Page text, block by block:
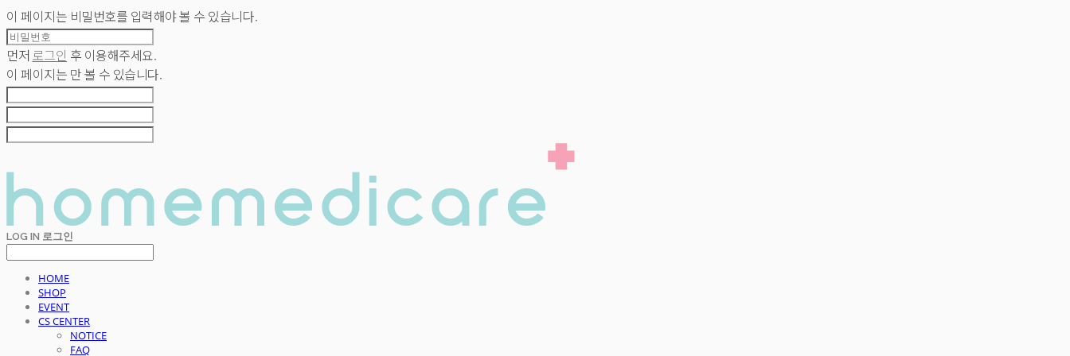
이 페이지는 비밀번호를 입력해야 볼 수 있습니다.
먼저 로그인 후 이용해주세요.
이 페이지는 만 볼 수 있습니다.
LOG IN 로그인
HOME
SHOP
EVENT
CS CENTER
NOTICE
FAQ